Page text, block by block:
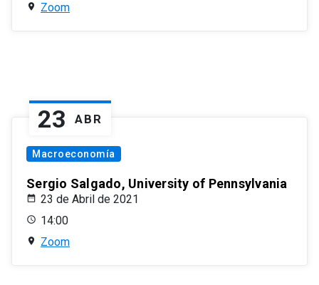
Zoom
23 ABR
Macroeconomía
Sergio Salgado, University of Pennsylvania
23 de Abril de 2021
14:00
Zoom